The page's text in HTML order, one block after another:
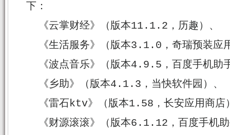
下：
《云掌财经》（版本11.1.2，历趣）、
《生活服务》（版本3.1.0，奇瑞预装应
《波点音乐》（版本4.9.5，百度手机助
《乡助》（版本4.1.3，当快软件园）、
《雷石ktv》（版本1.58，长安应用商店
《财源滚滚》（版本6.1.12，百度手机